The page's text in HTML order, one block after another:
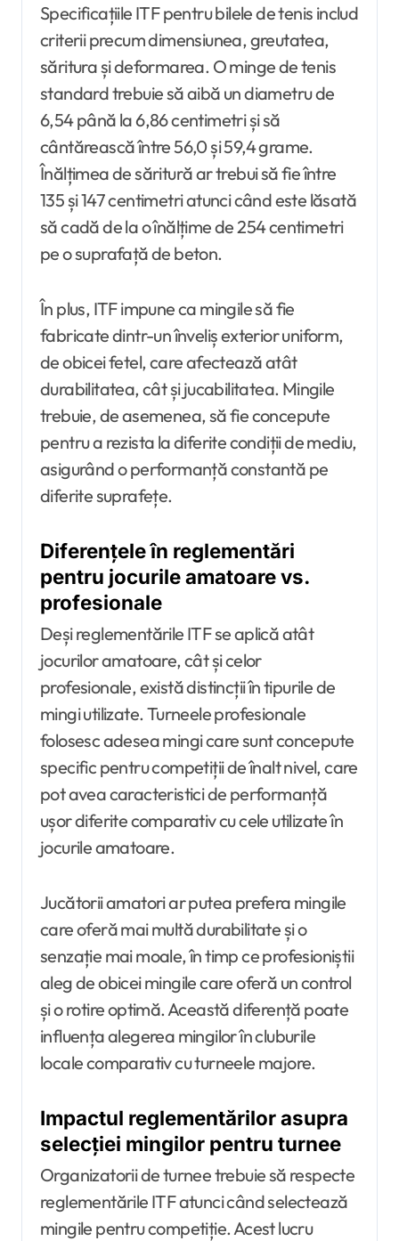
Specificațiile ITF pentru bilele de tenis includ
criterii precum dimensiunea, greutatea,
săritura și deformarea. O minge de tenis
standard trebuie să aibă un diametru de
6,54 până la 6,86 centimetri și să
cântărească între 56,0 și 59,4 grame.
Înălțimea de săritură ar trebui să fie între
135 și 147 centimetri atunci când este lăsată
să cadă de la o înălțime de 254 centimetri
pe o suprafață de beton.
În plus, ITF impune ca mingile să fie
fabricate dintr-un înveliș exterior uniform,
de obicei fetel, care afectează atât
durabilitatea, cât și jucabilitatea. Mingile
trebuie, de asemenea, să fie concepute
pentru a rezista la diferite condiții de mediu,
asigurând o performanță constantă pe
diferite suprafețe.
Diferențele în reglementări
pentru jocurile amatoare vs.
profesionale
Deși reglementările ITF se aplică atât
jocurilor amatoare, cât și celor
profesionale, există distincții în tipurile de
mingi utilizate. Turneele profesionale
folosesc adesea mingi care sunt concepute
specific pentru competiții de înalt nivel, care
pot avea caracteristici de performanță
ușor diferite comparativ cu cele utilizate în
jocurile amatoare.
Jucătorii amatori ar putea prefera mingile
care oferă mai multă durabilitate și o
senzație mai moale, în timp ce profesioniștii
aleg de obicei mingile care oferă un control
și o rotire optimă. Această diferență poate
influența alegerea mingilor în cluburile
locale comparativ cu turneele majore.
Impactul reglementărilor asupra
selecției mingilor pentru turnee
Organizatorii de turnee trebuie să respecte
reglementările ITF atunci când selectează
mingile pentru competiție. Acest lucru